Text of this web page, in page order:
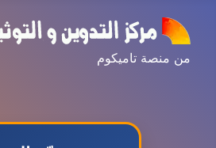
من منصة تاميكوم